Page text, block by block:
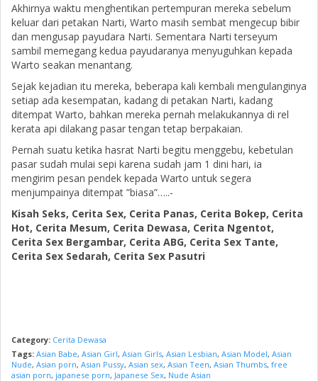
Akhirnya waktu menghentikan pertempuran mereka sebelum
keluar dari petakan Narti, Warto masih sembat mengecup bibir
dan mengusap payudara Narti. Sementara Narti terseyum
sambil memegang kedua payudaranya menyuguhkan kepada
Warto seakan menantang.
Sejak kejadian itu mereka, beberapa kali kembali mengulanginya
setiap ada kesempatan, kadang di petakan Narti, kadang
ditempat Warto, bahkan mereka pernah melakukannya di rel
kerata api dilakang pasar tengan tetap berpakaian.
Pernah suatu ketika hasrat Narti begitu menggebu, kebetulan
pasar sudah mulai sepi karena sudah jam 1 dini hari, ia
mengirim pesan pendek kepada Warto untuk segera
menjumpainya ditempat ”biasa”…..-
Kisah Seks, Cerita Sex, Cerita Panas, Cerita Bokep, Cerita
Hot, Cerita Mesum, Cerita Dewasa, Cerita Ngentot,
Cerita Sex Bergambar, Cerita ABG, Cerita Sex Tante,
Cerita Sex Sedarah, Cerita Sex Pasutri
Category: Cerita Dewasa
Tags: Asian Babe, Asian Girl, Asian Girls, Asian Lesbian, Asian Model, Asian
Nude, Asian porn, Asian Pussy, Asian sex, Asian Teen, Asian Thumbs, free
asian porn, japanese porn, Japanese Sex, Nude Asian